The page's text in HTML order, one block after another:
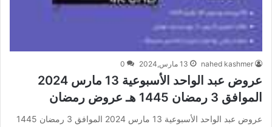
nahed kashmer 13 مارس,2024 0
عروض عبد الواحد الأسبوعية 13 مارس 2024
الموافق 3 رمضان 1445 هـ عروض رمضان
عروض عبد الواحد الأسبوعية 13 مارس 2024 الموافق 3 رمضان 1445